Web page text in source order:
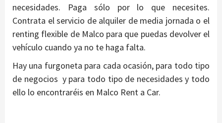
necesidades. Paga sólo por lo que necesites.
Contrata el servicio de alquiler de media jornada o el
renting flexible de Malco para que puedas devolver el
vehículo cuando ya no te haga falta.
Hay una furgoneta para cada ocasión, para todo tipo
de negocios y para todo tipo de necesidades y todo
ello lo encontraréis en Malco Rent a Car.